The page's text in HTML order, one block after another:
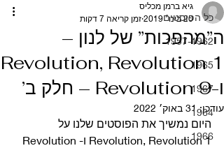
כל הפוסטים
1957-1962
1965
1967
1964
1966
ה”מהפכות” של לנון –
Revolution, Revolution 1
ו-Revolution 9 – חלק ב’
גיא ברמן מכליס
20 בינו׳ 2019
זמן קריאה 7 דקות
עודכן:31 באוק׳ 2022
היום נמשיך את הפוסטים שלנו על
Revolution, Revolution 1 ו-Revolution